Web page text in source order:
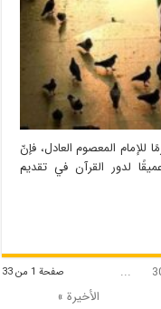
للإمام المعصوم العادل، فإنّ
لدور القرآن في تقديم
صفحة 1 من 33
...
الأخيرة »